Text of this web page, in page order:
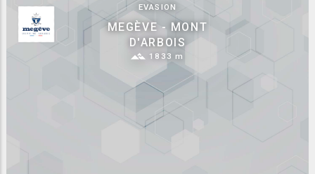
Panoramic webcam at Megève -
Mont d'Arbois
Panoramic webcam at Megève - Mont d'Arbois
More Webcams from the
Chamonix Valley
Brevent Plan Praz Arrival Station